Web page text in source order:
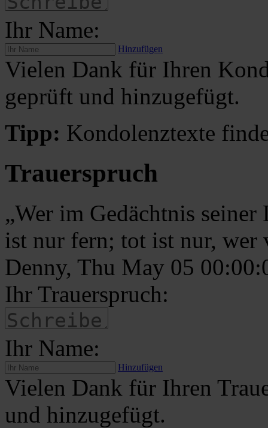
Ihr Name:
Hinzufügen
Vielen Dank für Ihren
geprüft und hinzugefügt.
Tipp: Kondolenztexte
Trauerspruch
„Wer im Gedächtnis
ist nur fern; tot ist nur, wer
Denny, Thu May 05
Ihr Trauerspruch:
Ihr Name:
Hinzufügen
Vielen Dank für Ihren
und hinzugefügt.